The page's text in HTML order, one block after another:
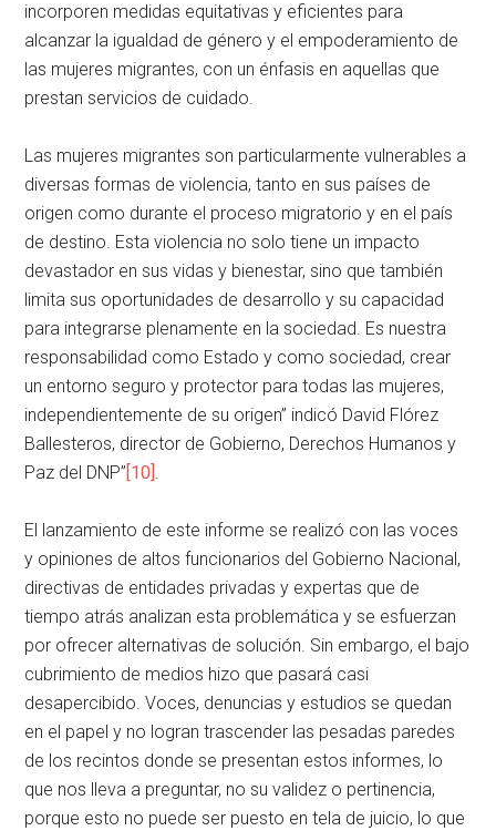
incorporen medidas equitativas y eficientes para
alcanzar la igualdad de género y el empoderamiento de
las mujeres migrantes, con un énfasis en aquellas que
prestan servicios de cuidado.
Las mujeres migrantes son particularmente vulnerables a
diversas formas de violencia, tanto en sus países de
origen como durante el proceso migratorio y en el país
de destino. Esta violencia no solo tiene un impacto
devastador en sus vidas y bienestar, sino que también
limita sus oportunidades de desarrollo y su capacidad
para integrarse plenamente en la sociedad. Es nuestra
responsabilidad como Estado y como sociedad, crear
un entorno seguro y protector para todas las mujeres,
independientemente de su origen” indicó David Flórez
Ballesteros, director de Gobierno, Derechos Humanos y
Paz del DNP”[10].
El lanzamiento de este informe se realizó con las voces
y opiniones de altos funcionarios del Gobierno Nacional,
directivas de entidades privadas y expertas que de
tiempo atrás analizan esta problemática y se esfuerzan
por ofrecer alternativas de solución. Sin embargo, el bajo
cubrimiento de medios hizo que pasará casi
desapercibido. Voces, denuncias y estudios se quedan
en el papel y no logran trascender las pesadas paredes
de los recintos donde se presentan estos informes, lo
que nos lleva a preguntar, no su validez o pertinencia,
porque esto no puede ser puesto en tela de juicio, lo que